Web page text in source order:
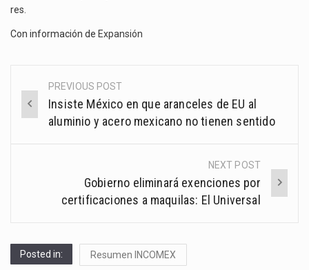
res.
Con información de Expansión
Post
navigation
PREVIOUS POST
Insiste México en que aranceles de EU al
aluminio y acero mexicano no tienen sentido
NEXT POST
Gobierno eliminará exenciones por
certificaciones a maquilas: El Universal
Posted in: Resumen INCOMEX